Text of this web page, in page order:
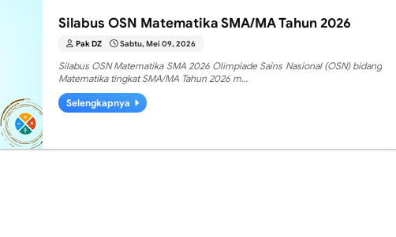
Silabus OSN Matematika SMA/MA Tahun 2026
Pak DZ Sabtu, Mei 09, 2026
Silabus OSN Matematika SMA 2026 Olimpiade Sains Nasional (OSN) bidang
Matematika tingkat SMA/MA Tahun 2026 m…
Selengkapnya